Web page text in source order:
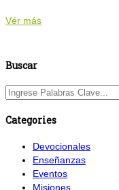
Vér más
Buscar
Categories
Devocionales
Enseñanzas
Eventos
Misiones